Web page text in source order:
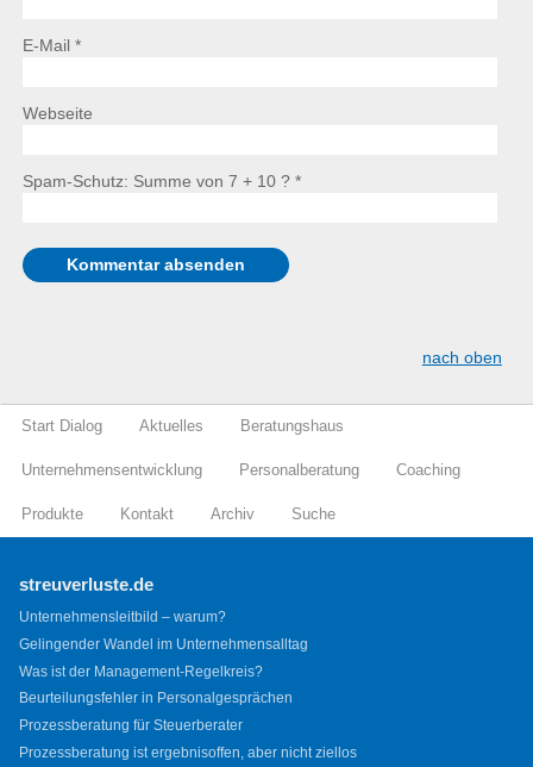
E-Mail *
Webseite
Spam-Schutz: Summe von 7 + 10 ? *
nach oben
Start Dialog Aktuelles Beratungshaus
Unternehmensentwicklung Personalberatung Coaching
Produkte Kontakt Archiv Suche
streuverluste.de
Unternehmensleitbild – warum?
Gelingender Wandel im Unternehmensalltag
Was ist der Management-Regelkreis?
Beurteilungsfehler in Personalgesprächen
Prozessberatung für Steuerberater
Prozessberatung ist ergebnisoffen, aber nicht ziellos